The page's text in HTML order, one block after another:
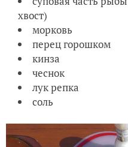
хвост)
морковь
перец горошком
кинза
чеснок
лук репка
соль